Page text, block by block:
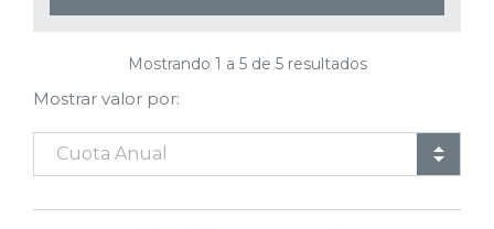
Mostrando 1 a 5de 5resultados
Mostrar valor por: